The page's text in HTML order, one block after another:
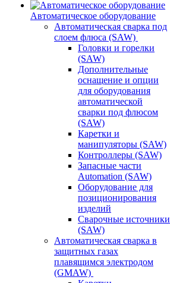
Автоматическое оборудование
Автоматическая сварка под
слоем флюса (SAW)
Головки и горелки
(SAW)
Дополнительные
оснащение и опции
для оборудования
автоматической
сварки под флюсом
(SAW)
Каретки и
манипуляторы (SAW)
Контроллеры (SAW)
Запасные части
Automation (SAW)
Оборудование для
позиционирования
изделий
Сварочные источники
(SAW)
Автоматическая сварка в
защитных газах
плавящимся электродом
(GMAW)